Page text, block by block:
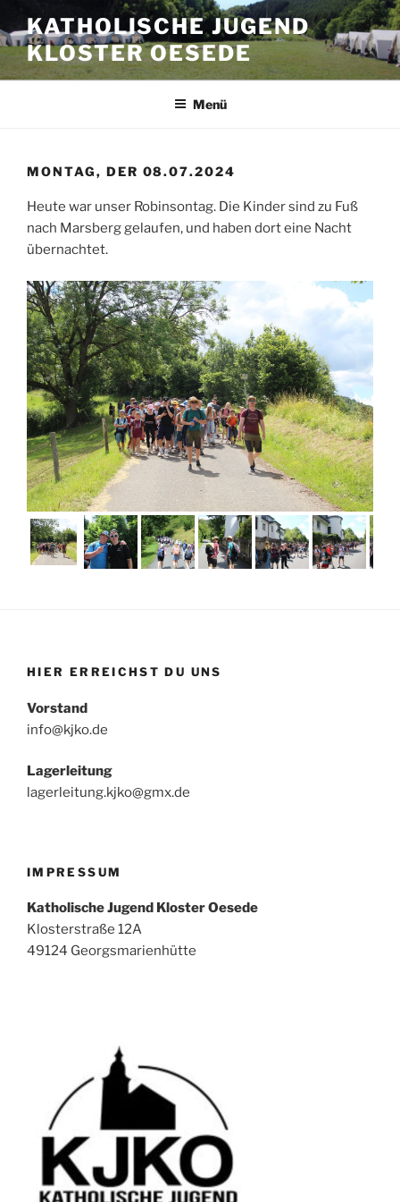
Inhalt
springen
KATHOLISCHE JUGEND
KLOSTER OESEDE
Menü
MONTAG, DER 08.07.2024
Heute war unser Robinsontag. Die Kinder sind zu Fuß
nach Marsberg gelaufen, und haben dort eine Nacht
übernachtet.
HIER ERREICHST DU UNS
Vorstand
info@kjko.de
Lagerleitung
lagerleitung.kjko@gmx.de
IMPRESSUM
Katholische Jugend Kloster Oesede
Klosterstraße 12A
49124 Georgsmarienhütte